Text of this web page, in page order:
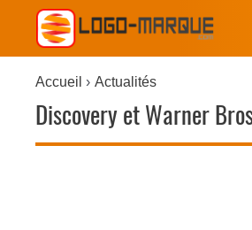
Accueil Actualités
Discovery et Warner